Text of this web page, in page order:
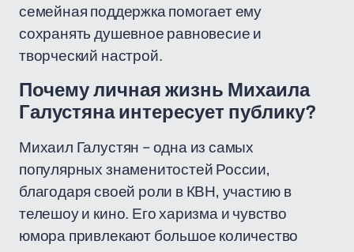
семейная поддержка помогает ему
сохранять душевное равновесие и
творческий настрой.
Почему личная жизнь Михаила
Галустяна интересует публику?
Михаил Галустян – одна из самых
популярных знаменитостей России,
благодаря своей роли в КВН, участию в
телешоу и кино. Его харизма и чувство
юмора привлекают большое количество